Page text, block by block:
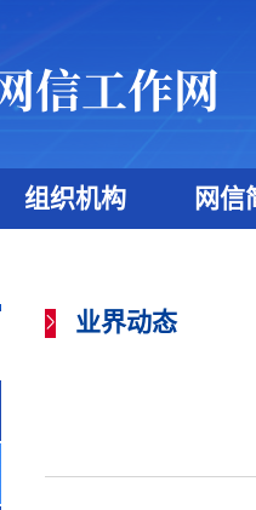
组织机构 网信
业界动态